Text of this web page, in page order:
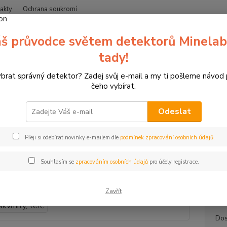
Ochrana soukromí
Hledat
pro sportovní lukostřelbu 3D terč daněk skvrnitý, terč na
daněk skvrnitý, terč na
3D
terč
série
průvodce světem detektorů
tady!
správný detektor? Zadej svůj e-mail a my ti pošleme návod
čeho vybírat.
Odeslat
Přeji si odebírat novinky e-mailem dle podmínek zpracování osobních údajů.
Souhlasím se zpracováním osobních údajůpro účely registrace.
Zavřít